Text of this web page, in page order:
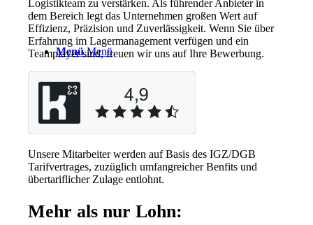
Menü Menü
Logistikteam zu verstärken. Als führender Anbieter in
dem Bereich legt das Unternehmen großen Wert auf
Effizienz, Präzision und Zuverlässigkeit. Wenn Sie über
Erfahrung im Lagermanagement verfügen und ein
Teamplayer sind, freuen wir uns auf Ihre Bewerbung.
Unsere Mitarbeiter werden auf Basis des IGZ/DGB
Tarifvertrages, zuzüglich umfangreicher Benfits und
übertariflicher Zulage entlohnt.
Mehr als nur Lohn: